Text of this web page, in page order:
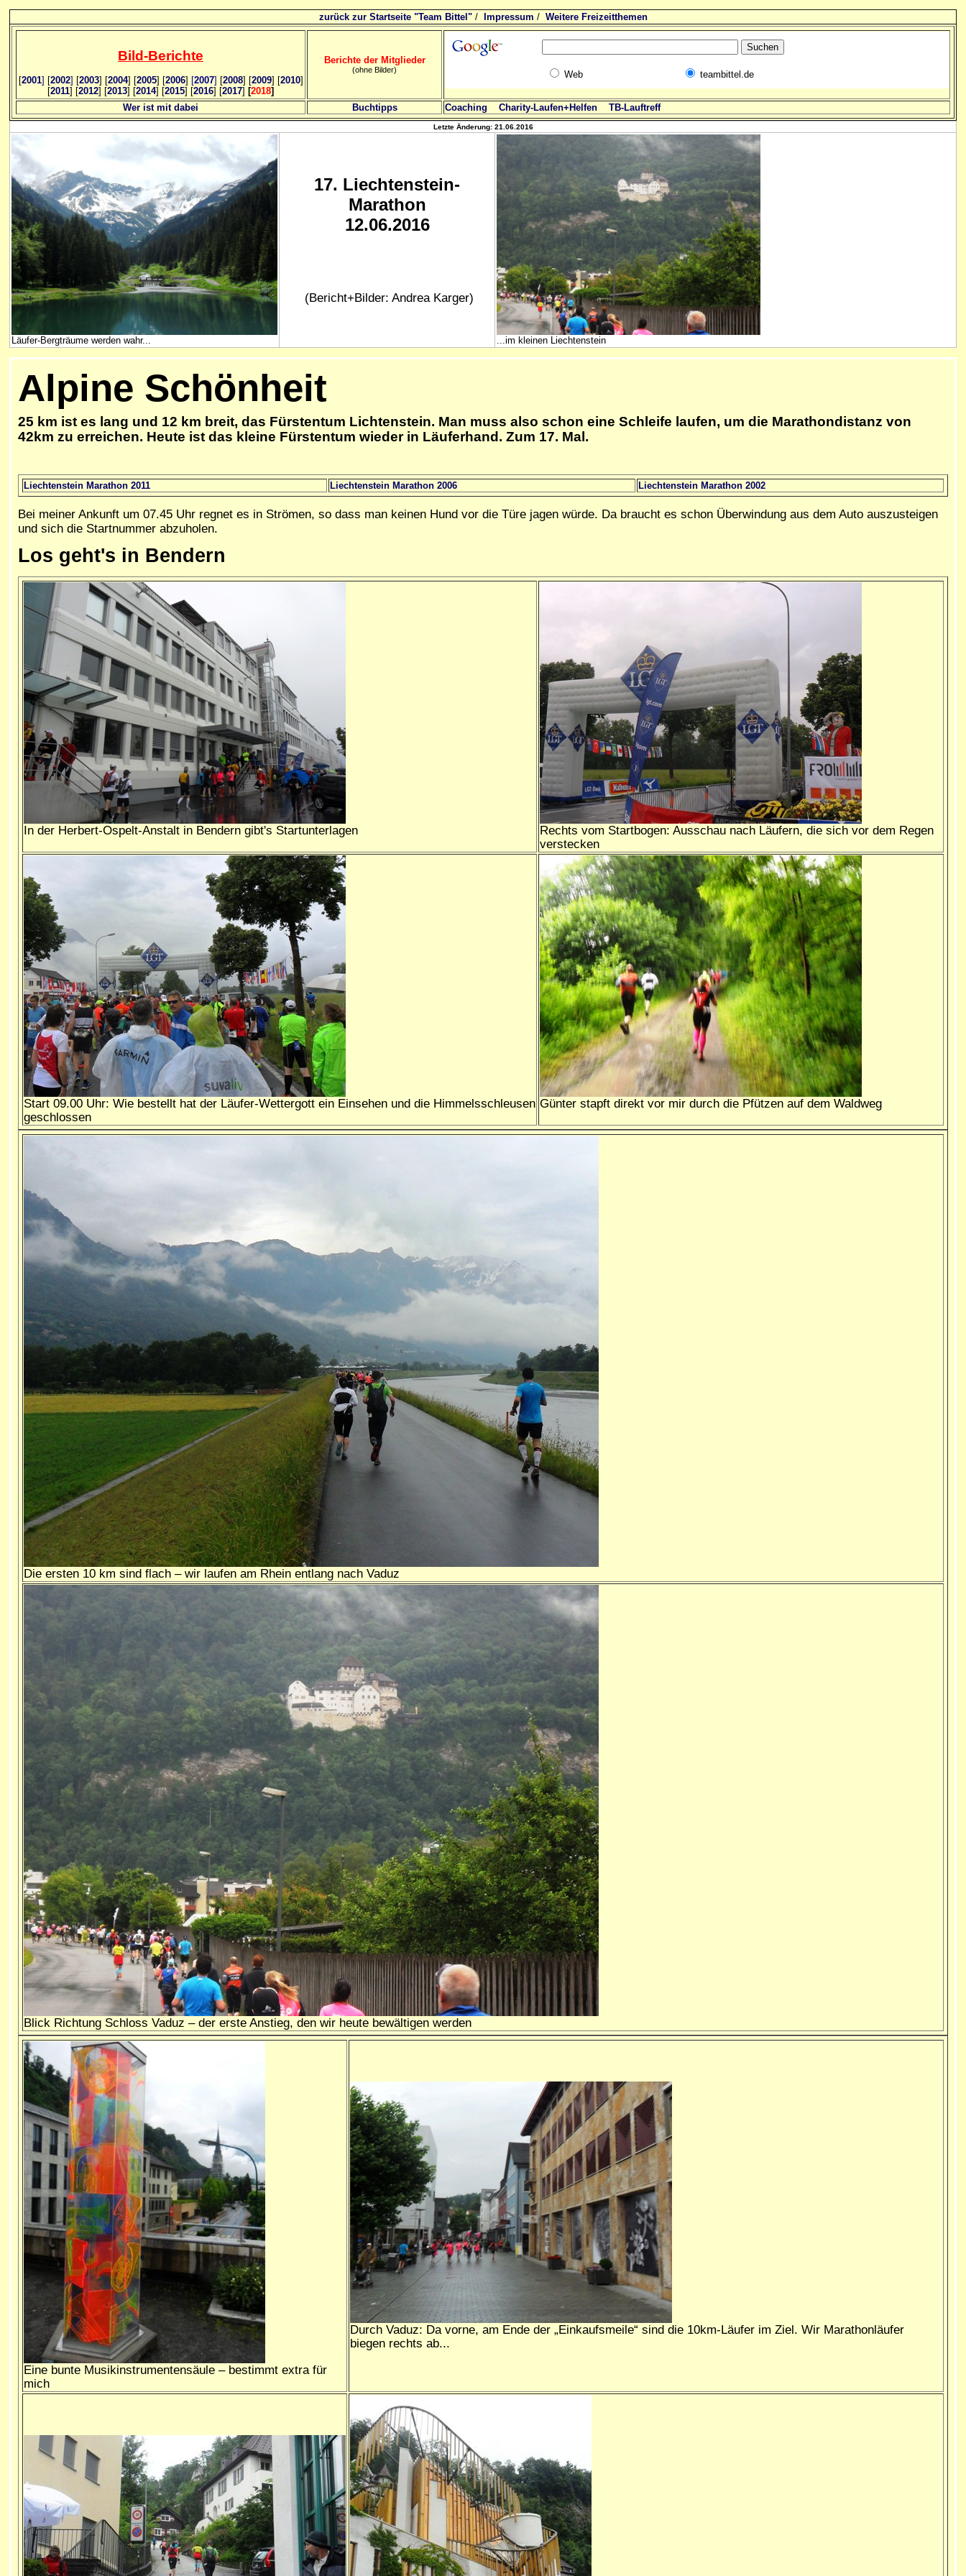
zurück zur Startseite "Team Bittel"/ Impressum / Weitere Freizeitthemen
Bild-Berichte
[2001] [2002] [2003] [2004] [2005] [2006] [2007] [2008] [2009] [2010]
[2011] [2012] [2013] [2014] [2015] [2016] [2017] [2018]
Berichte der Mitglieder
(ohne Bilder) Web teambittel.de
Wer ist mit dabei Buchtipps Coaching Charity-Laufen+Helfen TB-Lauftreff
Letzte Änderung: 21.06.2016
Läufer-Bergträume werden wahr...
17. Liechtenstein-
Marathon
12.06.2016
(Bericht+Bilder: Andrea Karger)
...im kleinen Liechtenstein
Alpine Schönheit
25 km ist es lang und 12 km breit, das Fürstentum Lichtenstein. Man muss also schon eine Schleife laufen, um die Marathondistanz von
42km zu erreichen. Heute ist das kleine Fürstentum wieder in Läuferhand. Zum 17. Mal.
Liechtenstein Marathon 2011 Liechtenstein Marathon 2006 Liechtenstein Marathon 2002
Bei meiner Ankunft um 07.45 Uhr regnet es in Strömen, so dass man keinen Hund vor die Türe jagen würde. Da braucht es schon Überwindung aus dem Auto auszusteigen
und sich die Startnummer abzuholen.
Los geht's in Bendern
In der Herbert-Ospelt-Anstalt in Bendern gibt's Startunterlagen
Rechts vom Startbogen: Ausschau nach Läufern, die sich vor dem Regen
verstecken
Start 09.00 Uhr: Wie bestellt hat der Läufer-Wettergott ein Einsehen und die Himmelsschleusen
geschlossen
Günter stapft direkt vor mir durch die Pfützen auf dem Waldweg
Die ersten 10 km sind flach – wir laufen am Rhein entlang nach Vaduz
Blick Richtung Schloss Vaduz – der erste Anstieg, den wir heute bewältigen werden
Eine bunte Musikinstrumentensäule – bestimmt extra für
mich
Durch Vaduz: Da vorne, am Ende der „Einkaufsmeile“ sind die 10km-Läufer im Ziel. Wir Marathonläufer
biegen rechts ab...